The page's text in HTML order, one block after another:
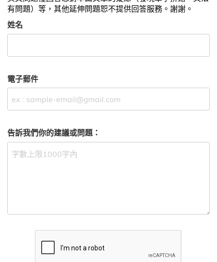
有問題）等，其他延伸問題恕不提供回答服務。謝謝。
姓名
電子郵件
告訴我們你的建議或問題：